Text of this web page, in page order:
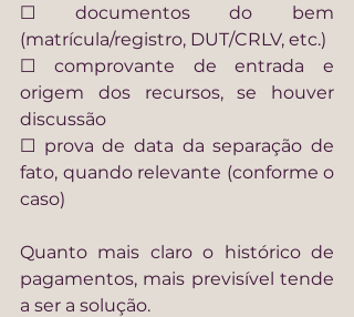
☐ documentos do bem
(matrícula/registro, DUT/CRLV, etc.)
☐ comprovante de entrada e
origem dos recursos, se houver
discussão
☐ prova de data da separação de
fato, quando relevante (conforme o
caso)
Quanto mais claro o histórico de
pagamentos, mais previsível tende
a ser a solução.